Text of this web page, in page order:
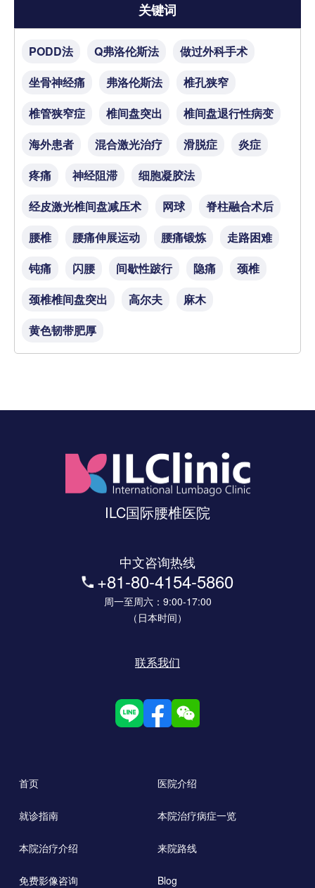
关键词
PODD法 Q弗洛伦斯法
做过外科手术
坐骨神经痛
弗洛伦斯法
椎孔狭窄
椎管狭窄症
椎间盘突出
椎间盘退行性病变
海外患者
混合激光治疗 滑脱症
炎症
疼痛
神经阻滞
细胞凝胶法
经皮激光椎间盘减压术
网球
脊柱融合术后
腰椎
腰痛伸展运动 腰痛锻炼
走路困难
钝痛
闪腰 间歇性跛行 隐痛
颈椎
颈椎椎间盘突出
高尔夫
麻木
黄色韧带肥厚
ILC国际腰椎医院
中文咨询热线
+81-80-4154-5860
周一至周六：9:00-17:00
（日本时间）
联系我们
首页 医院介绍
就诊指南 本院治疗病症一览
本院治疗介绍 来院路线
免费影像咨询 Blog